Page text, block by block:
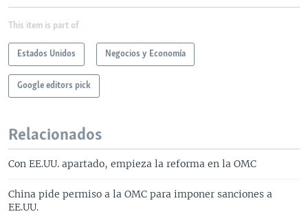
This item is part of
Estados Unidos Negocios y Economía
Google editors pick
Relacionados
Con EE.UU. apartado, empieza la reforma en la OMC
China pide permiso a la OMC para imponer sanciones a
EE.UU.